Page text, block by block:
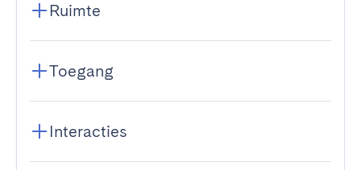
Ruimte
Toegang
Interacties